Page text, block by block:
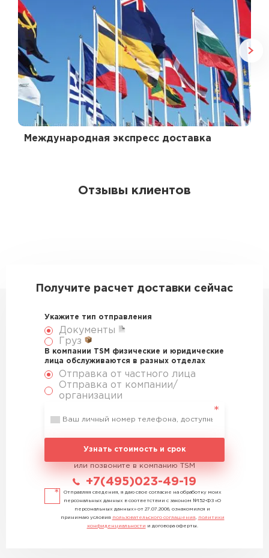
Международная экспресс доставка
Отзывы клиентов
Получите расчет доставки сейчас
Укажите тип отправления
Документы
Груз
В компании TSM физические и юридические
лица обслуживаются в разных отделах
Отправка от частного лица
Отправка от компании/
организации
Узнать стоимость и срок
или позвоните в компанию TSM
+7(495)023-49-19
Отправляя сведения, я даю свое согласие на обработку моих
персональных данных в соответствии с законом №152-ФЗ «О
персональных данных» от 27.07.2006, ознакомился и
принимаю условия пользовательского соглашения
политики
конфиденциальности и договора оферты.